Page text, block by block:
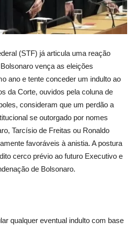
(STF) já articula uma reação
vença as eleições
ano e tente conceder um indulto ao
da Corte, ouvidos pela coluna de
consideram que um perdão a
se outorgado por nomes
Tarcísio de Freitas ou Ronaldo
favoráveis à anistia. A postura
cerco prévio ao futuro Executivo e
de Bolsonaro.
qualquer eventual indulto com base